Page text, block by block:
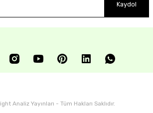
Kaydol
Analiz Yayınları - Tüm Hakları Saklıdır.